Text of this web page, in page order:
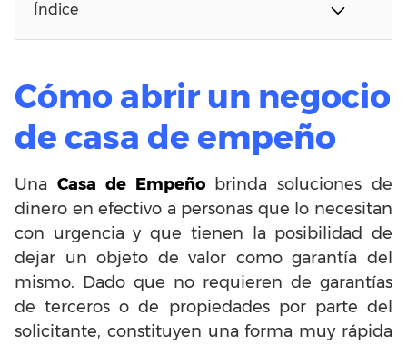
Índice
Cómo abrir un negocio
de casa de empeño
Una Casa de Empeñobrinda soluciones de
dinero en efectivo a personas que lo necesitan
con urgencia y que tienen la posibilidad de
dejar un objeto de valor como garantía del
mismo. Dado que no requieren de garantías
de terceros o de propiedades por parte del
solicitante, constituyen una forma muy rápida